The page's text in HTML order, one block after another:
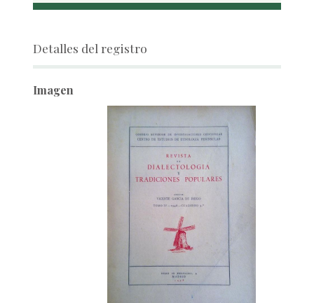
Detalles del registro
Imagen